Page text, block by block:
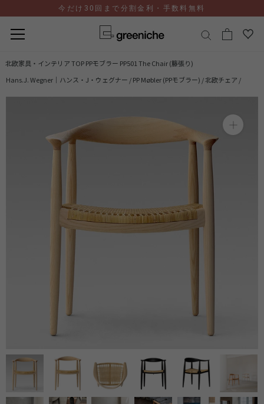
テ
ン
今だけ30回まで分割金利・手数料無料
北欧家具・インテリア TOPPPモブラー PP501 The Chair (籐張り)
Hans.J. Wegner｜ハンス・J・ウェグナー /PP Møbler (PPモブラー) /北欧チェア /